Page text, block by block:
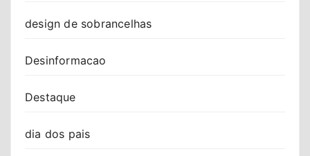
design de sobrancelhas
Desinformacao
Destaque
dia dos pais